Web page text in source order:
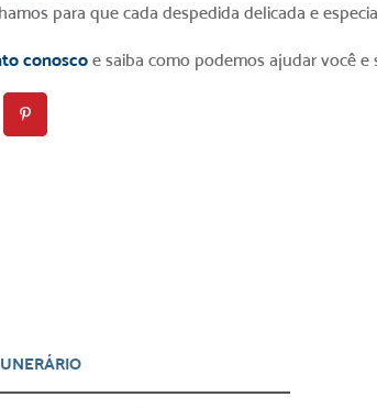
para que cada despedida delicada e
conosco e saiba como podemos ajudar você e